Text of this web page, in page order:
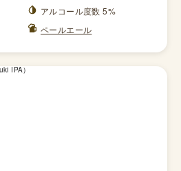
アルコール度数 5%
ペールエール